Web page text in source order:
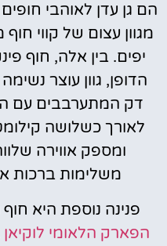
הם גן עדן לאוהבי
מגוון עצום של קווי
יפים. בין אלה, חוף
הדופן, גוון עוצר
דק המתערבבים עם
לאורך כשלושה
ומספק אווירה
משלימות ברכות
פנינה נוספת היא
הפארק הלאומי לוקיאן